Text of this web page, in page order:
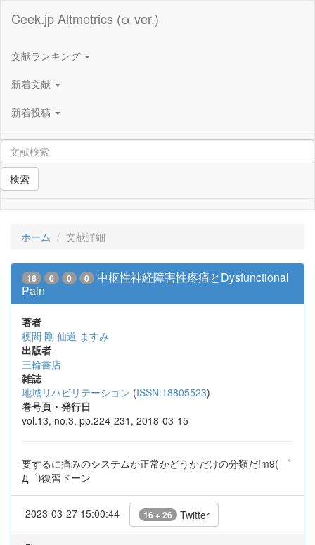
Ceek.jp Altmetrics (α ver.)
文献ランキング
新着文献
新着投稿
検索
ホーム 文献詳細
16 0 0 0
中枢性神経障害性疼痛とDysfunctional
Pain
著者
粳間 剛 仙道 ますみ
出版者
三輪書店
雑誌
地域リハビリテーション (ISSN:18805523)
巻号頁・発行日
vol.13, no.3, pp.224-231, 2018-03-15
要するに痛みのシステムが正常かどうかだけの分類だ!m9( ゜
Д゜)復習ドーン
2023-03-27 15:00:44 16 + 26 Twitter